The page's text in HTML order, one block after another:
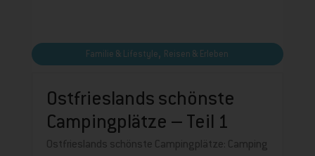
Familie & Lifestyle , Reisen & Erleben
Ostfrieslands schönste
Campingplätze – Teil 1
Ostfrieslands schönste Campingplätze: Camping